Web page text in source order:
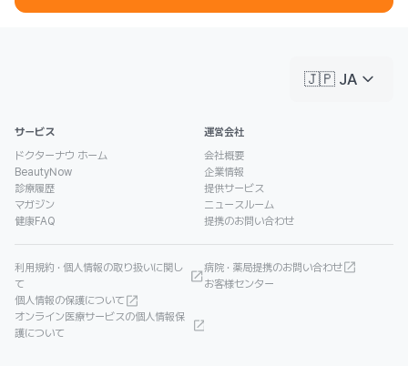
🇯🇵 JA keyboard_arrow_down
サービス
ドクターナウ ホーム
BeautyNow
診療履歴
マガジン
健康FAQ
運営会社
会社概要
企業情報
提供サービス
ニュースルーム
提携のお問い合わせ
利用規約 · 個人情報の取り扱いに関し
て
個人情報の保護について
オンライン医療サービスの個人情報保
護について
病院 · 薬局提携のお問い合わせ
お客様センター